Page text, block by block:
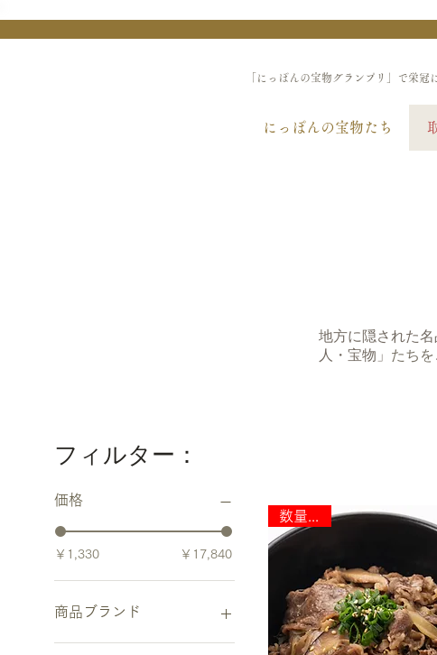
「にっぽんの宝物グランプリ」で栄
にっぽんの宝物たち
地方に隠された
人・宝物」 たちを
フィルター：
価格
￥1,330 ￥17,840
商品ブランド
塩二郎販売中